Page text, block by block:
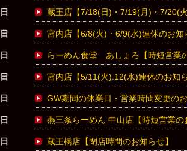
蔵王店【7/18(日)・7/19(月)・7/20(
宮内店【6/8(火)・6/9(水)連休のお知
らーめん食堂 あしょろ【時短営業
宮内店【5/11(火).12(水)連休のお知
GW期間の休業日・営業時間変更の
燕三条らーめん 中山店【時短営業の
蔵王橋店【閉店時間のお知らせ】